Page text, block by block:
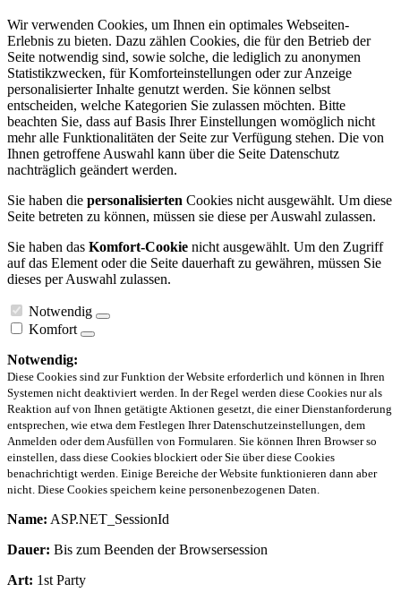
Wir verwenden Cookies, um Ihnen ein optimales Webseiten-
Erlebnis zu bieten. Dazu zählen Cookies, die für den Betrieb der
Seite notwendig sind, sowie solche, die lediglich zu anonymen
Statistikzwecken, für Komforteinstellungen oder zur Anzeige
personalisierter Inhalte genutzt werden. Sie können selbst
entscheiden, welche Kategorien Sie zulassen möchten. Bitte
beachten Sie, dass auf Basis Ihrer Einstellungen womöglich nicht
mehr alle Funktionalitäten der Seite zur Verfügung stehen. Die von
Ihnen getroffene Auswahl kann über die Seite Datenschutz
nachträglich geändert werden.
Sie haben die personalisierten Cookies nicht ausgewählt. Um diese
Seite betreten zu können, müssen sie diese per Auswahl zulassen.
Sie haben das Komfort-Cookie nicht ausgewählt. Um den Zugriff
auf das Element oder die Seite dauerhaft zu gewähren, müssen Sie
dieses per Auswahl zulassen.
Notwendig
Komfort
Notwendig:
Diese Cookies sind zur Funktion der Website erforderlich und können in Ihren
Systemen nicht deaktiviert werden. In der Regel werden diese Cookies nur als
Reaktion auf von Ihnen getätigte Aktionen gesetzt, die einer Dienstanforderung
entsprechen, wie etwa dem Festlegen Ihrer Datenschutzeinstellungen, dem
Anmelden oder dem Ausfüllen von Formularen. Sie können Ihren Browser so
einstellen, dass diese Cookies blockiert oder Sie über diese Cookies
benachrichtigt werden. Einige Bereiche der Website funktionieren dann aber
nicht. Diese Cookies speichern keine personenbezogenen Daten.
Name: ASP.NET_SessionId
Dauer: Bis zum Beenden der Browsersession
Art: 1st Party